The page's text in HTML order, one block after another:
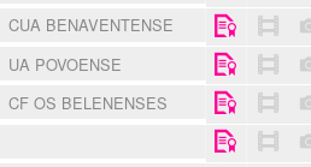
CUA BENAVENTENSE
UA POVOENSE
CF OS BELENENSES